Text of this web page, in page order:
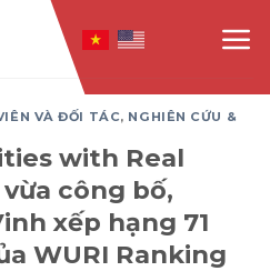
VÀ ĐỐI TÁC, NGHIÊN CỨU &
with Real
công bố,
xếp hạng 71
WURI Ranking